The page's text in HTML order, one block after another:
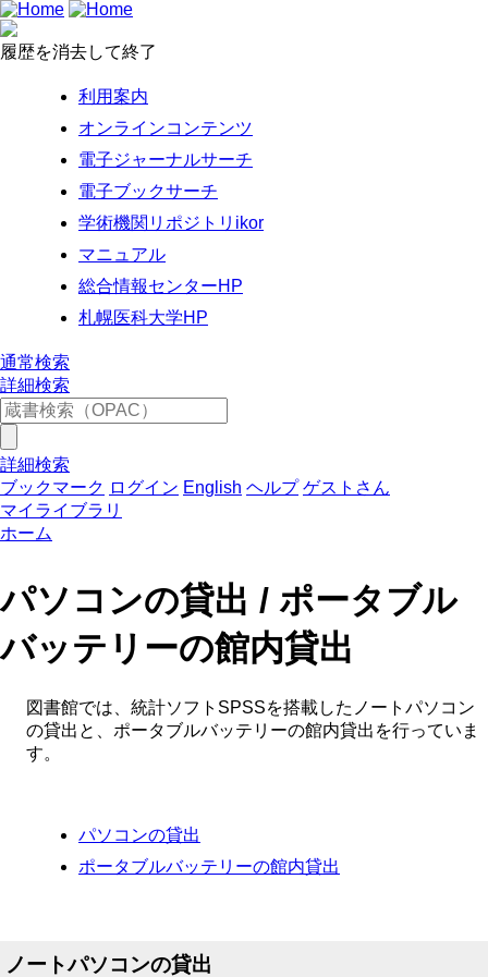
履歴を消去して終了
利用案内
オンラインコンテンツ
電子ジャーナルサーチ
電子ブックサーチ
学術機関リポジトリikor
マニュアル
総合情報センターHP
札幌医科大学HP
通常検索
詳細検索
詳細検索
ブックマーク ログイン English ヘルプ ゲストさん
マイライブラリ
ホーム
パソコンの貸出 / ポータブル
バッテリーの館内貸出
図書館では、統計ソフトSPSSを搭載したノートパソコン
の貸出と、ポータブルバッテリーの館内貸出を行っていま
す。
パソコンの貸出
ポータブルバッテリーの館内貸出
ノートパソコンの貸出